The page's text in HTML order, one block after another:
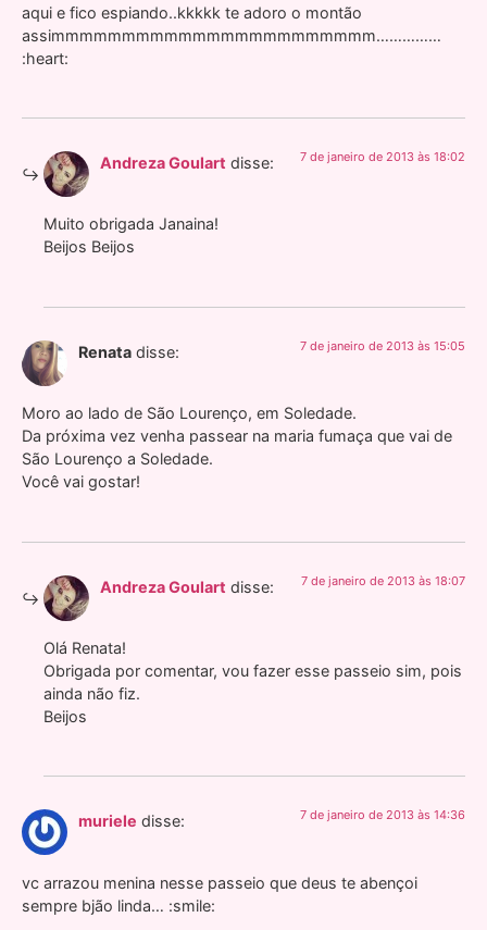
aqui e fico espiando..kkkkk te adoro o montão
assimmmmmmmmmmmmmmmmmmmmmmm……………
:heart:
Andreza Goulart disse: 7 de janeiro de 2013 às 18:02
Muito obrigada Janaina!
Beijos Beijos
Renata disse: 7 de janeiro de 2013 às 15:05
Moro ao lado de São Lourenço, em Soledade.
Da próxima vez venha passear na maria fumaça que vai de
São Lourenço a Soledade.
Você vai gostar!
Andreza Goulart disse: 7 de janeiro de 2013 às 18:07
Olá Renata!
Obrigada por comentar, vou fazer esse passeio sim, pois
ainda não fiz.
Beijos
muriele disse: 7 de janeiro de 2013 às 14:36
vc arrazou menina nesse passeio que deus te abençoi
sempre bjão linda… :smile: